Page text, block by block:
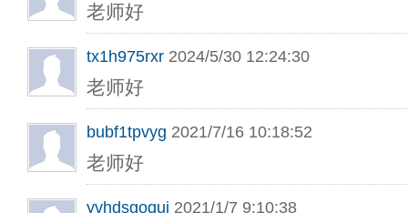
老师好
tx1h975rxr 2024/5/30 12:24:30
老师好
bubf1tpvyg 2021/7/16 10:18:52
老师好
yvhdsgoqui 2021/1/7 9:10:38